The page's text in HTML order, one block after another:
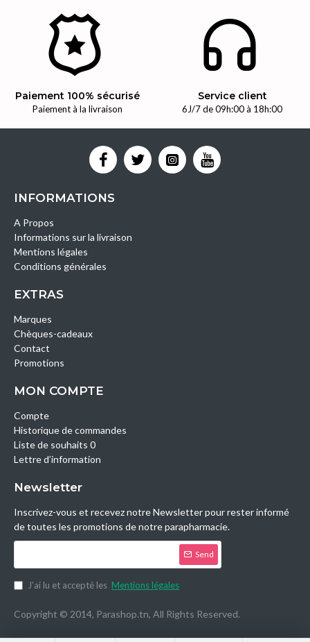
Paiement 100% sécurisé
Paiement à la livraison
Service client
6J/7 de 09h:00 à 18h:00
INFORMATIONS
A Propos
Informations sur la livraison
Mentions légales
Conditions générales
EXTRAS
Marques
Chèques-cadeaux
Contact
Promotions
MON COMPTE
Compte
Historique de commandes
Liste de souhaits 0
Lettre d’information
Newsletter
Inscrivez-vous et recevez notre Newsletter pour rester informé
de toutes les promotions de notre parapharmacie.
Send
J’ai lu et accepté les Mentions légales
Copyright © 2014, Parashop.tn, All Rights Reserved.